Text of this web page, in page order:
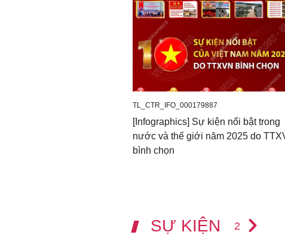
TL_CTR_IFO_000179887
[Infographics] Sự kiện nổi bật trong
nước và thế giới năm 2025 do
bình chọn
SỰ KIỆN 2